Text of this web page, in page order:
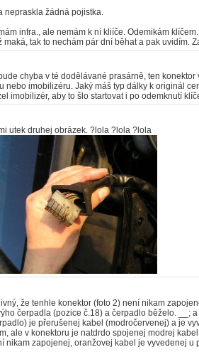
nepraskla žádná pojistka.
infra., ale nemám k ní kliíče. Odemikám klíčem.
maká, tak to nechám pár dní běhat a pak uvidím.
chyba v té dodělávané prasárně, ten
nebo imobilizéru. Jaký máš typ dálky k originál
imobilizér, aby to šlo startovat i po odemknutí
utek druhej obrázek. ?lola ?lola ?lola
že tenhle konektor (foto 2) není nikam
čerpadla (pozice č.18) a čerpadlo běželo. __;
je přerušenej kabel (modročervenej) a je
ale v konektoru je natdrdo spojenej modrej
nikam zapojenej, oranžovej kabel je vyvedenej